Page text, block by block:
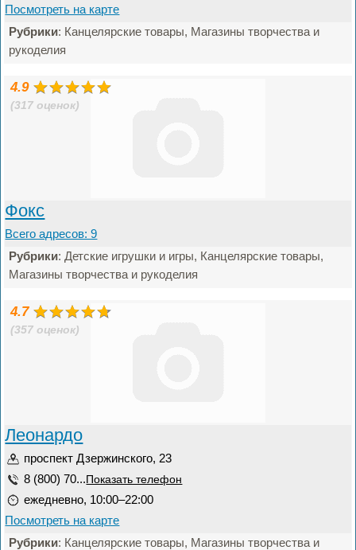
Посмотреть на карте
Рубрики: Канцелярские товары, Магазины творчества и
рукоделия
4.9
(317 оценок)
Фокс
Всего адресов: 9
Рубрики: Детские игрушки и игры, Канцелярские товары,
Магазины творчества и рукоделия
4.7
(357 оценок)
Леонардо
проспект Дзержинского, 23
8 (800) 70... Показать телефон
ежедневно, 10:00–22:00
Посмотреть на карте
Рубрики: Канцелярские товары, Магазины творчества и